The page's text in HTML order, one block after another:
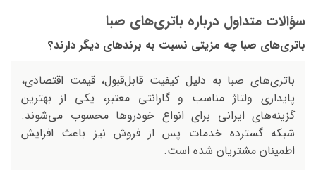
سؤالات متداول درباره باتری‌های صبا
باتری‌های صبا چه مزیتی نسبت به برندهای دیگر دارند؟
باتری‌های صبا به دلیل کیفیت قابل‌قبول، قیمت اقتصادی،
پایداری ولتاژ مناسب و گارانتی معتبر، یکی از بهترین
گزینه‌های ایرانی برای انواع خودرو‌ها محسوب می‌شوند.
شبکه گسترده خدمات پس از فروش نیز باعث افزایش
اطمینان مشتریان شده است.